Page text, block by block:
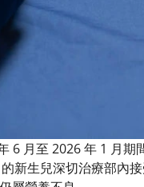
6 月至 2026 年 1 月
新生兒深切治療部內